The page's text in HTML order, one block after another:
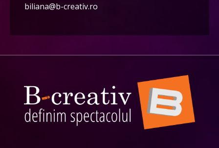
biliana@b-creativ.ro